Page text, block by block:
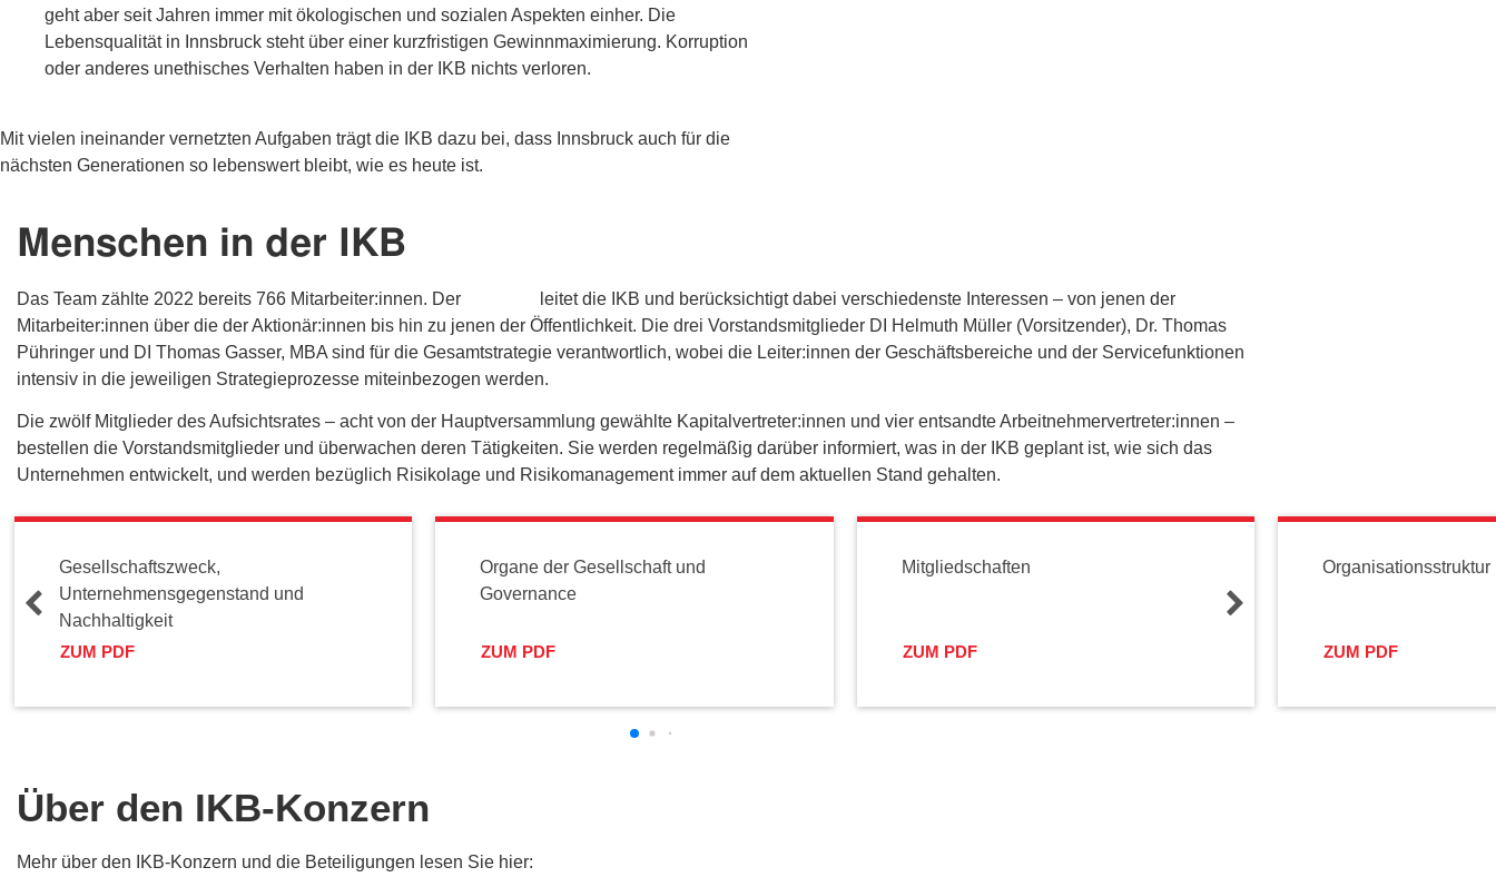
geht aber seit Jahren immer mit ökologischen und sozialen Aspekten einher. Die
Lebensqualität in Innsbruck steht über einer kurzfristigen Gewinnmaximierung. Korruption
oder anderes unethisches Verhalten haben in der IKB nichts verloren.
Mit vielen ineinander vernetzten Aufgaben trägt die IKB dazu bei, dass Innsbruck auch für die
nächsten Generationen so lebenswert bleibt, wie es heute ist.
Menschen in der IKB
Das Team zählte 2022 bereits 766 Mitarbeiter:innen. Der
leitet die IKB und berücksichtigt dabei verschiedenste Interessen – von jenen der
Mitarbeiter:innen über die der Aktionär:innen bis hin zu jenen der Öffentlichkeit. Die drei Vorstandsmitglieder DI Helmuth Müller (Vorsitzender), Dr. Thomas
Pühringer und DI Thomas Gasser, MBA sind für die Gesamtstrategie verantwortlich, wobei die Leiter:innen der Geschäftsbereiche und der Servicefunktionen
intensiv in die jeweiligen Strategieprozesse miteinbezogen werden.
Die zwölf Mitglieder des Aufsichtsrates – acht von der Hauptversammlung gewählte Kapitalvertreter:innen und vier entsandte Arbeitnehmervertreter:innen –
bestellen die Vorstandsmitglieder und überwachen deren Tätigkeiten. Sie werden regelmäßig darüber informiert, was in der IKB geplant ist, wie sich das
Unternehmen entwickelt, und werden bezüglich Risikolage und Risikomanagement immer auf dem aktuellen Stand gehalten.
Gesellschaftszweck,
Unternehmensgegenstand und
Nachhaltigkeit
ZUM PDF
Organe der Gesellschaft und
Governance
ZUM PDF
Mitgliedschaften
ZUM PDF
Organisationsstruktur
ZUM PDF
Über den IKB-Konzern
Mehr über den IKB-Konzern und die Beteiligungen lesen Sie hier: